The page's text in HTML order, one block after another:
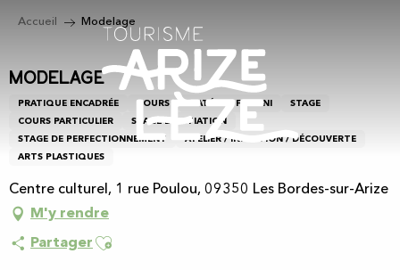
principal
Accueil Modelage
Modelage
PRATIQUE ENCADRÉE COURS MATÉRIEL FOURNI
STAGE
COURS PARTICULIER
STAGE D'INITIATION
STAGE DE PERFECTIONNEMENT
ATELIER / INITIATION / DÉCOUVERTE
ARTS PLASTIQUES
Centre culturel, 1 rue Poulou, 09350 Les Bordes-sur-Arize
M'y rendre
Partager Ajouter aux favoris